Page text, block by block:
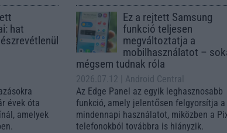
hat
évek óta
amelyek
Ez a rejtett Samsung
funkció teljesen
megváltoztatja a
mobilhasználatot –
mégsem tudnak róla
2026.07.12
| Android Central
Az Edge Panel az egyik leghasznosabb
funkció, amely jelentősen felgyorsítja a
mindennapi használatot, miközben a
telefonokból továbbra is hiányzik.